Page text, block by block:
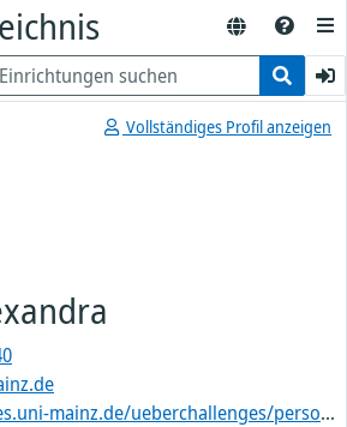
Vollständiges Profil anzeigen
ueberchallenges/personen/alexandra-hilgner/